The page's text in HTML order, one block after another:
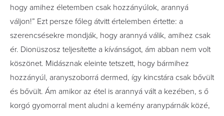
hogy amihez életemben csak hozzányúlok, arannyá
váljon!” Ezt persze főleg átvitt értelemben értette: a
szerencsésekre mondják, hogy arannyá válik, amihez csak
ér. Dionüszosz teljesítette a kívánságot, ám abban nem volt
köszönet. Midásznak eleinte tetszett, hogy bármihez
hozzányúl, aranyszoborrá dermed, így kincstára csak bővült
és bővült. Ám amikor az étel is arannyá vált a kezében, s ő
korgó gyomorral ment aludni a kemény aranypárnák közé,